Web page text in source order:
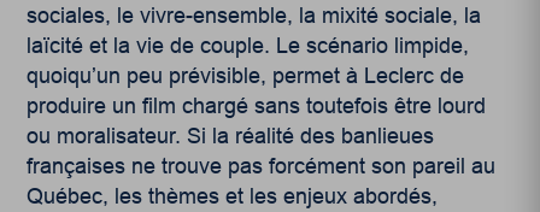
sociales, le vivre-ensemble, la mixité sociale, la
laïcité et la vie de couple. Le scénario limpide,
quoiqu’un peu prévisible, permet à Leclerc de
produire un film chargé sans toutefois être lourd
ou moralisateur. Si la réalité des banlieues
françaises ne trouve pas forcément son pareil au
Québec, les thèmes et les enjeux abordés,